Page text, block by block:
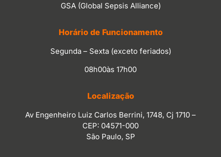
GSA (Global Sepsis Alliance)
Horário de Funcionamento
Segunda – Sexta (exceto feriados)
08h00às 17h00
Localização
Av Engenheiro Luiz Carlos Berrini, 1748, Cj 1710 –
CEP: 04571-000
São Paulo, SP